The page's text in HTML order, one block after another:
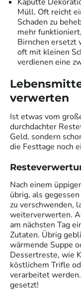
Müll. Oft reicht
Schaden zu
mehr
Birnchen ersetzt
oft mit kleinen
verdienen eine
verwerten
Ist etwas vom
durchdachter
Geld, sondern
die Festtage noch
Nach einem
übrig, als
zu verschwenden,
weiterverwerten.
am nächsten Tag
Zutaten. Übrig
wärmende Suppe
Dessertreste, wie
köstlichem Trifle
verarbeitet
gesetzt!